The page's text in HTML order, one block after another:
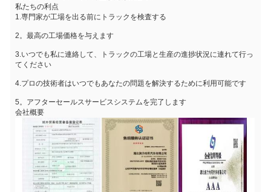
私たちの利点
1.専門家が工場を出る前にトラックを検査する
2。最高の工場価格を与えます
3.いつでも私に連絡して、トラックの工場と生産の進捗状況に連れて行っ
てください
4.プロの技術者はいつでもあなたの問題を解決するために利用可能です
5。アフターセールスサービスシステムを完了します
会社概要